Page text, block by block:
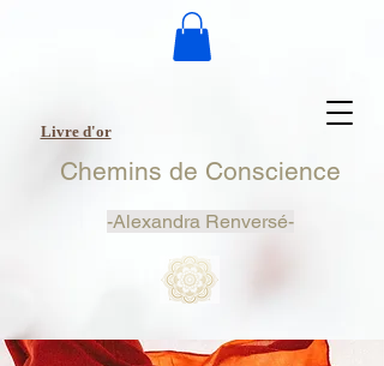
Chemins de Conscience
-Alexandra Renversé-
Livre d'or